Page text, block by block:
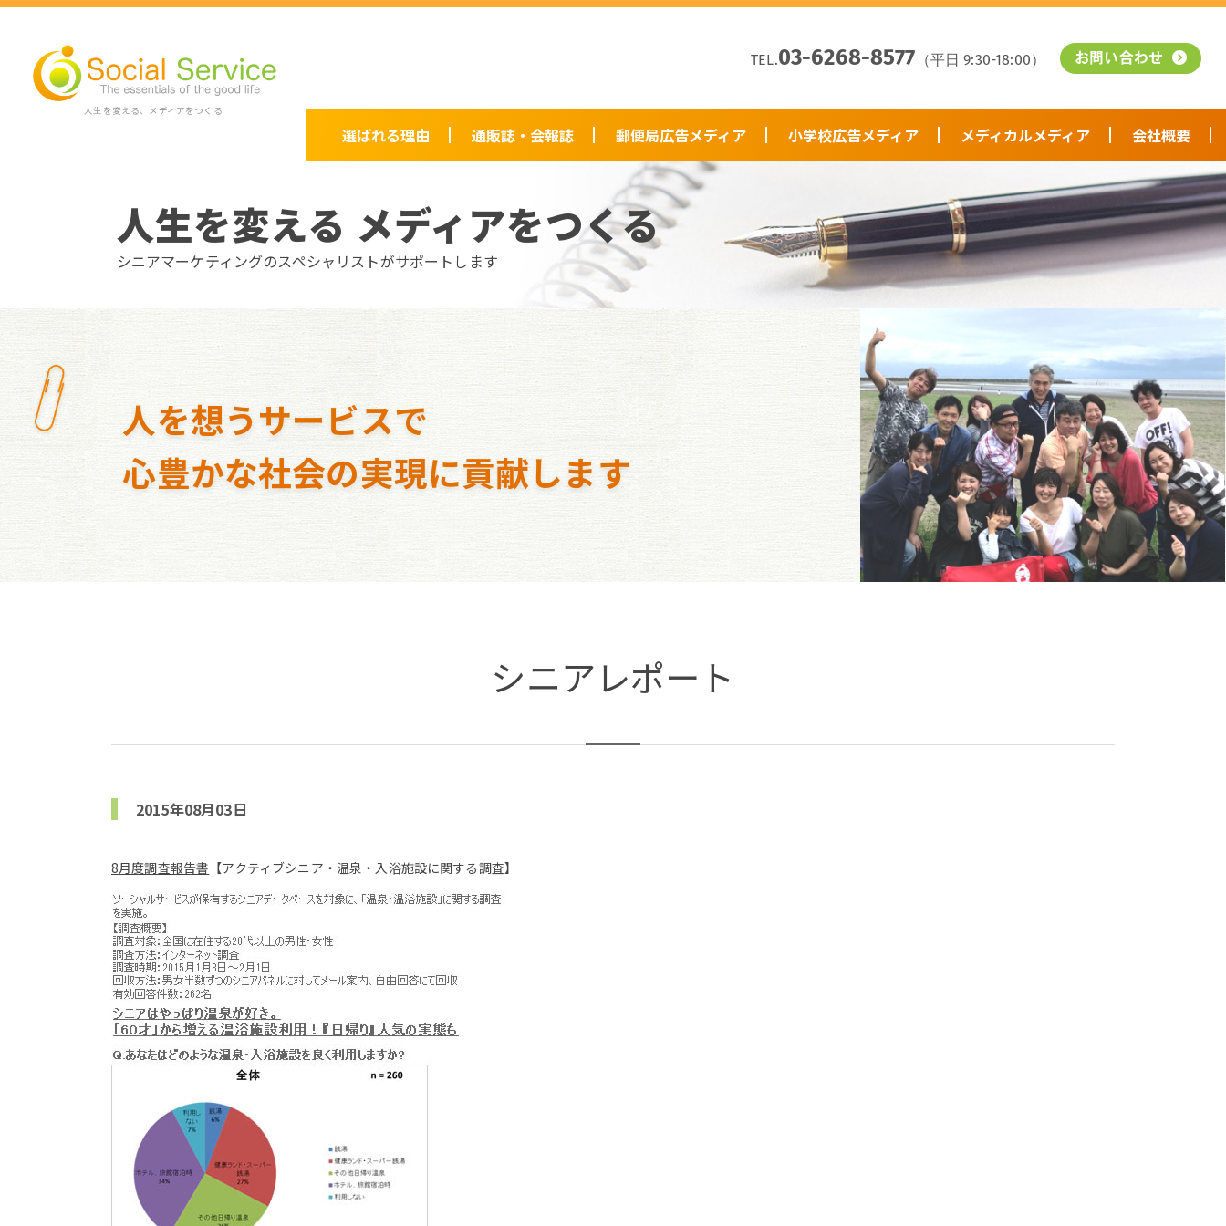
人生を変える、メディアをつくる
TEL.03-6268-8577 （平日 9:30-18:00） お問い合わせ
選ばれる理由 通販誌・会報誌 郵便局広告メディア 小学校広告メディア メディカルメディア 会社概要
人生を変える メディアをつくる
シニアマーケティングのスペシャリストがサポートします
人を想うサービスで
心豊かな社会の実現に貢献します
シニアレポート
2015年08月03日
8月度調査報告書 【アクティブシニア・温泉・入浴施設に関する調査】